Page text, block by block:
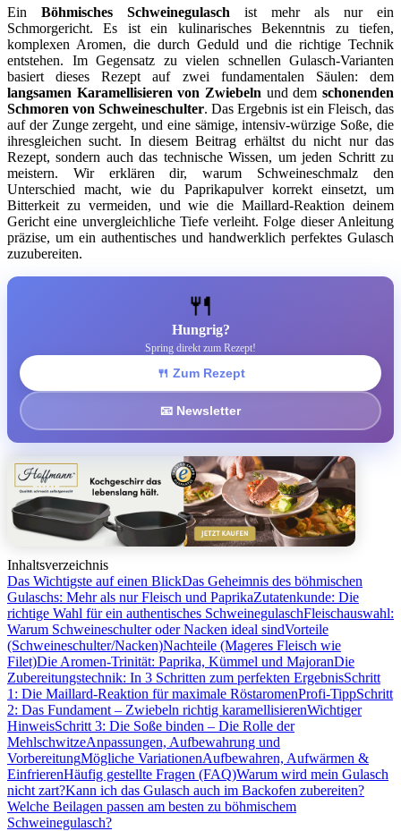
Ein Böhmisches Schweinegulasch ist mehr als nur ein
Schmorgericht. Es ist ein kulinarisches Bekenntnis zu tiefen,
komplexen Aromen, die durch Geduld und die richtige Technik
entstehen. Im Gegensatz zu vielen schnellen Gulasch-Varianten
basiert dieses Rezept auf zwei fundamentalen Säulen: dem
langsamen Karamellisieren von Zwiebeln und dem schonenden
Schmoren von Schweineschulter. Das Ergebnis ist ein Fleisch, das
auf der Zunge zergeht, und eine sämige, intensiv-würzige Soße, die
ihresgleichen sucht. In diesem Beitrag erhältst du nicht nur das
Rezept, sondern auch das technische Wissen, um jeden Schritt zu
meistern. Wir erklären dir, warum Schweineschmalz den
Unterschied macht, wie du Paprikapulver korrekt einsetzt, um
Bitterkeit zu vermeiden, und wie die Maillard-Reaktion deinem
Gericht eine unvergleichliche Tiefe verleiht. Folge dieser Anleitung
präzise, um ein authentisches und handwerklich perfektes Gulasch
zuzubereiten.
🍴
Hungrig?
Spring direkt zum Rezept!
🍴 Zum Rezept
📧 Newsletter
Inhaltsverzeichnis
Das Wichtigste auf einen BlickDas Geheimnis des böhmischen
Gulaschs: Mehr als nur Fleisch und PaprikaZutatenkunde: Die
richtige Wahl für ein authentisches SchweinegulaschFleischauswahl:
Warum Schweineschulter oder Nacken ideal sindVorteile
(Schweineschulter/Nacken)Nachteile (Mageres Fleisch wie
Filet)Die Aromen-Trinität: Paprika, Kümmel und MajoranDie
Zubereitungstechnik: In 3 Schritten zum perfekten ErgebnisSchritt
1: Die Maillard-Reaktion für maximale RöstaromenProfi-TippSchritt
2: Das Fundament – Zwiebeln richtig karamellisierenWichtiger
HinweisSchritt 3: Die Soße binden – Die Rolle der
MehlschwitzeAnpassungen, Aufbewahrung und
VorbereitungMögliche VariationenAufbewahren, Aufwärmen &
EinfrierenHäufig gestellte Fragen (FAQ)Warum wird mein Gulasch
nicht zart?Kann ich das Gulasch auch im Backofen zubereiten?
Welche Beilagen passen am besten zu böhmischem
Schweinegulasch?